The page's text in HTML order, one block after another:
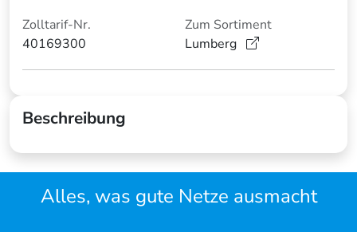
Zolltarif-Nr.
40169300
Zum Sortiment
Lumberg
Beschreibung
Alles, was gute Netze ausmacht